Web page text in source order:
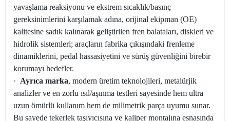
yavaşlama reaksiyonu ve ekstrem sıcaklık/basınç
gereksinimlerini karşılamak adına, orijinal ekipman (OE)
kalitesine sadık kalınarak geliştirilen fren balataları, diskleri ve
hidrolik sistemleri; araçların fabrika çıkışındaki frenleme
dinamiklerini, pedal hassasiyetini ve sürüş güvenliğini birebir
korumayı hedefler.
· Ayrıca marka, modern üretim teknolojileri, metalürjik
analizler ve en zorlu ısıl/aşınma testleri sayesinde hem ultra
uzun ömürlü kullanım hem de milimetrik parça uyumu sunar.
Bu sayede tekerlek taşıyıcısına ve kaliper montajına esnasında